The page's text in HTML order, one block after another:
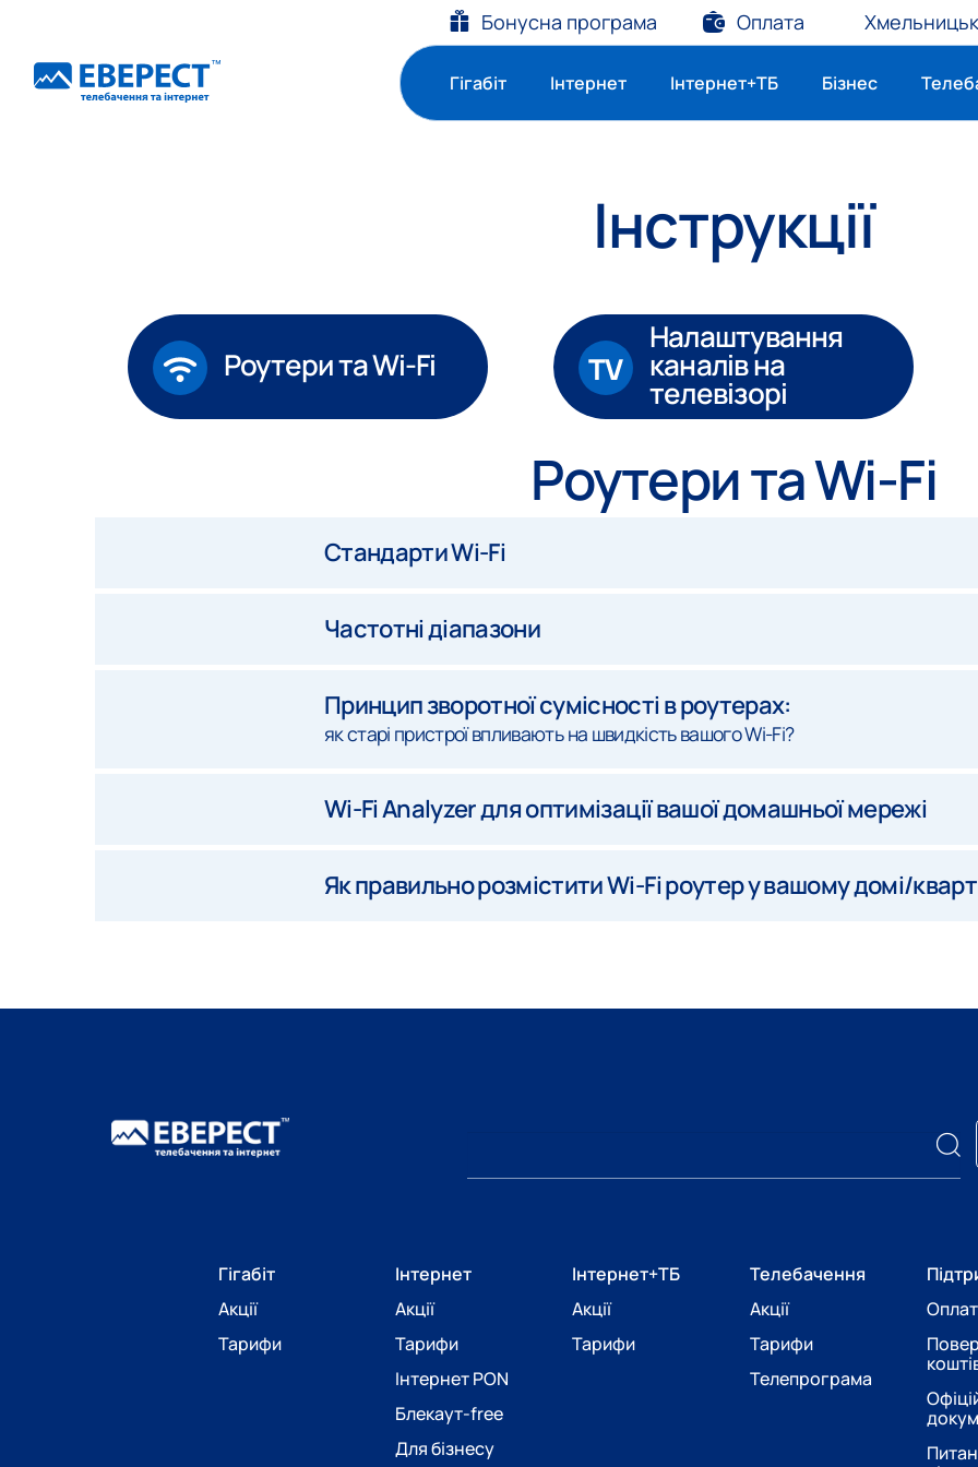
Бонусна програма Оплата
Гігабіт Інтернет Інтернет+ТБ Бізнес
Інструкції
Роутери таWi-Fi
Налаштування
каналів на
телевізорі
Роутери та Wi-Fi
Стандарти Wi-Fi
Частотні діапазони
Принцип зворотної сумісності в роутерах:
як старі пристрої впливають на швидкість вашого Wi-Fi?
Wi-Fi Analyzer для оптимізації вашої домашньої мережі
Як правильно розмістити Wi-Fi роутер у вашому домі/
Гігабіт
Акції
Тарифи
Інтернет
Акції
Тарифи
Інтернет PON
Блекаут-free
Для бізнесу
Інтернет+ТБ
Акції
Тарифи
Телебачення
Акції
Тарифи
Телепрограма